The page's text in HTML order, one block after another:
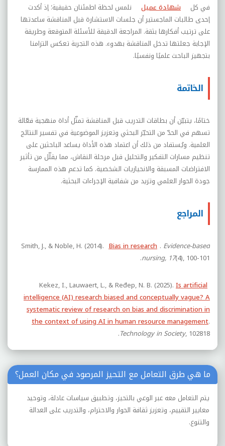
في كل شهادة عميل
نلمس لحظة اطمئنان حقيقية؛ إذ أكدت
إحدى طالبات الماجستير أن جلسات الاستشارة قبل المناقشة ساعدتها
على ترتيب أفكارها بثقة. المراجعة الدقيقة للأسئلة المتوقعة وطريقة
الإجابة جعلتها تدخل المناقشة بهدوء. هذه التجربة تعكس التزامنا
بتجهيز الباحث علميًا ونفسيًا.
الخاتمة
ختامًا، يتبيّن أن بطاقات التدريب قبل المناقشة تمثّل أداة منهجية فعّالة
تسهم في الحدّ من التحيّز البحثي وتعزيز الموضوعية في تفسير النتائج
العلمية. ويُستفاد من ذلك أن اعتماد هذه الأداة يساعد الباحثين على
تنظيم مسارات التفكير والتحليل قبل مرحلة النقاش، مما يقلّل من تأثير
الافتراضات المسبقة والانحيازيات الشخصية. كما تدعم هذه الممارسة
جودة الحوار العلمي وتزيد من شفافية الإجراءات البحثية.
المراجع
Smith, J., & Noble, H. (2014). Bias in research . Evidence-based
nursing, 17(4), 100-101
.‏
Kekez, I., Lauwaert, L., & Ređep, N. B. (2025). Is artificial
intelligence (AI) research biased and conceptually vague? A
systematic review of research on bias and discrimination in
the context of using AI in human resource management.
Technology in Society, 102818.‏
ما هي طرق التعامل مع التحيز المرصود في مكان العمل؟
يتم التعامل معه عبر الوعي بالتحيز، وتطبيق سياسات عادلة، وتوحيد
معايير التقييم، وتعزيز ثقافة الحوار والاحترام، والتدريب على العدالة
والتنوع.